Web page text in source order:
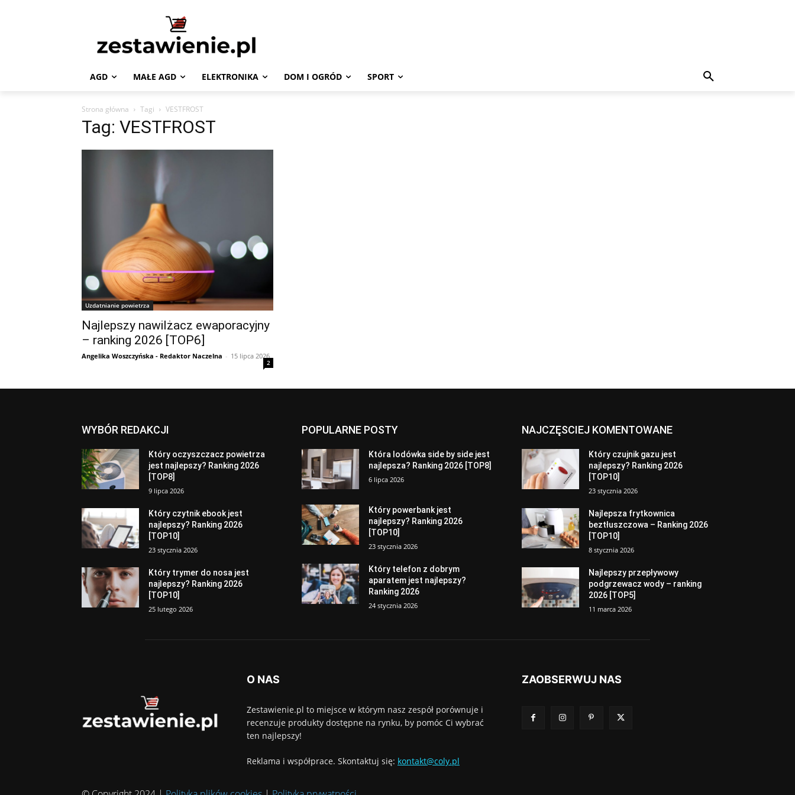
AGD MAŁE AGD ELEKTRONIKA DOM I OGRÓD SPORT
Strona główna Tagi VESTFROST
Tag: VESTFROST
Uzdatnianie powietrza
Najlepszy nawilżacz ewaporacyjny
– ranking 2026 [TOP6]
Angelika Woszczyńska - Redaktor Naczelna - 15 lipca 2026
2
WYBÓR REDAKCJI
Który oczyszczacz powietrza
jest najlepszy? Ranking 2026
[TOP8]
9 lipca 2026
Który czytnik ebook jest
najlepszy? Ranking 2026
[TOP10]
23 stycznia 2026
Który trymer do nosa jest
najlepszy? Ranking 2026
[TOP10]
25 lutego 2026
POPULARNE POSTY
Która lodówka side by side jest
najlepsza? Ranking 2026 [TOP8]
6 lipca 2026
Który powerbank jest
najlepszy? Ranking 2026
[TOP10]
23 stycznia 2026
Który telefon z dobrym
aparatem jest najlepszy?
Ranking 2026
24 stycznia 2026
NAJCZĘSCIEJ KOMENTOWANE
Który czujnik gazu jest
najlepszy? Ranking 2026
[TOP10]
23 stycznia 2026
Najlepsza frytkownica
beztłuszczowa – Ranking 2026
[TOP10]
8 stycznia 2026
Najlepszy przepływowy
podgrzewacz wody – ranking
2026 [TOP5]
11 marca 2026
O NAS
Zestawienie.pl to miejsce w którym nasz zespół porównuje i
recenzuje produkty dostępne na rynku, by pomóc Ci wybrać
ten najlepszy!
Reklama i współprace. Skontaktuj się: kontakt@coly.pl
ZAOBSERWUJ NAS